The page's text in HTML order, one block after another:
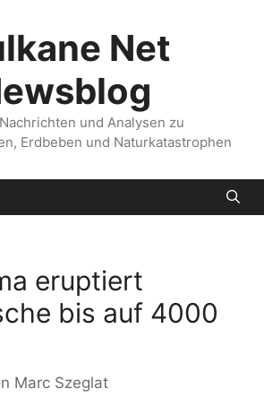
Net
und Analysen zu
Erdbeben und Naturkatastrophen
eruptiert
bis auf 4000
Marc Szeglat